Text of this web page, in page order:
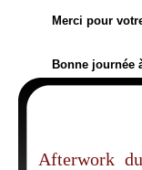
Merci pour
Bonne journée
Afterwork